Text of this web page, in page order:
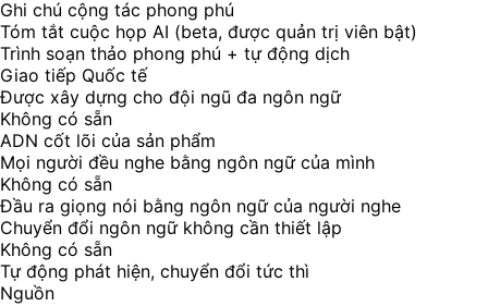
Ghi chú cộng tác phong phú
Tóm tắt cuộc họp AI (beta, được quản trị viên bật)
Trình soạn thảo phong phú + tự động dịch
Giao tiếp Quốc tế
Được xây dựng cho đội ngũ đa ngôn ngữ
Không có sẵn
ADN cốt lõi của sản phẩm
Mọi người đều nghe bằng ngôn ngữ của mình
Không có sẵn
Đầu ra giọng nói bằng ngôn ngữ của người nghe
Chuyển đổi ngôn ngữ không cần thiết lập
Không có sẵn
Tự động phát hiện, chuyển đổi tức thì
Nguồn